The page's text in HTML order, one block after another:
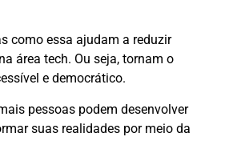
como essa ajudam a reduzir
área tech. Ou seja, tornam o
e democrático.
pessoas podem desenvolver
suas realidades por meio da